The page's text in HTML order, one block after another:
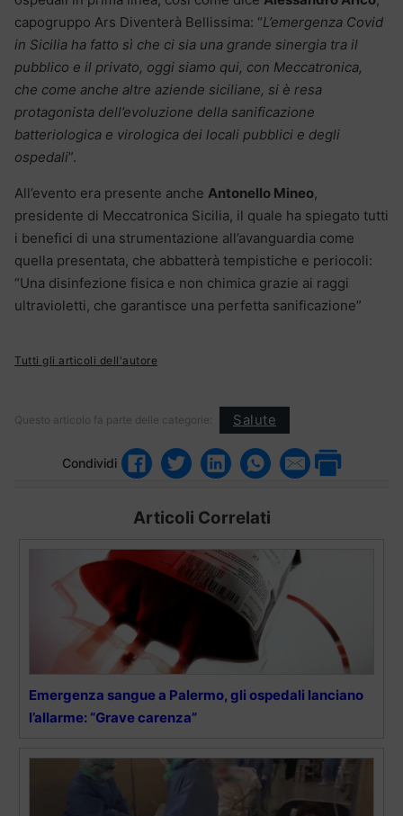
capogruppo Ars Diventerà Bellissima: “L’emergenza Covid
in Sicilia ha fatto sì che ci sia una grande sinergia tra il
pubblico e il privato, oggi siamo qui, con Meccatronica,
che come anche altre aziende siciliane, si è resa
protagonista dell’evoluzione della sanificazione
batteriologica e virologica dei locali pubblici e degli
ospedali”.
All’evento era presente anche Antonello Mineo,
presidente di Meccatronica Sicilia, il quale ha spiegato tutti
i benefici di una strumentazione all’avanguardia come
quella presentata, che abbatterà tempistiche e periocoli:
“Una disinfezione fisica e non chimica grazie ai raggi
ultravioletti, che garantisce una perfetta sanificazione”
Tutti gli articoli dell'autore
Questo articolo fa parte delle categorie: Salute
Condividi
Articoli Correlati
Emergenza sangue a Palermo, gli ospedali lanciano
l’allarme: “Grave carenza”